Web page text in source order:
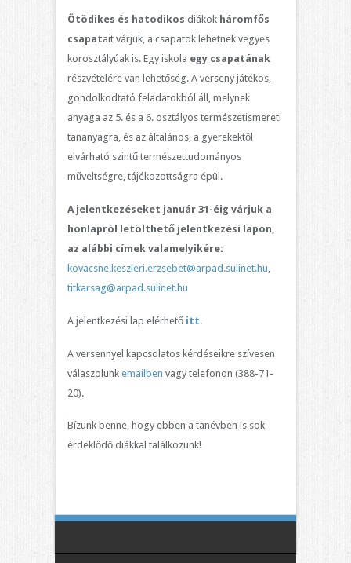
Ötödikes és hatodikos diákok háromfős
csapatait várjuk, a csapatok lehetnek vegyes
korosztályúak is. Egy iskola egy csapatának
részvételére van lehetőség. A verseny játékos,
gondolkodtató feladatokból áll, melynek
anyaga az 5. és a 6. osztályos természetismereti
tananyagra, és az általános, a gyerekektől
elvárható szintű természettudományos
műveltségre, tájékozottságra épül.
A jelentkezéseket január 31-éig várjuk a
honlapról letölthető jelentkezési lapon,
az alábbi címek valamelyikére:
kovacsne.keszleri.erzsebet@arpad.sulinet.hu
titkarsag@arpad.sulinet.hu
A jelentkezési lap elérhető itt.
A versennyel kapcsolatos kérdéseikre szívesen
válaszolunk emailben vagy telefonon (388-71-
20).
Bízunk benne, hogy ebben a tanévben is sok
érdeklődő diákkal találkozunk!